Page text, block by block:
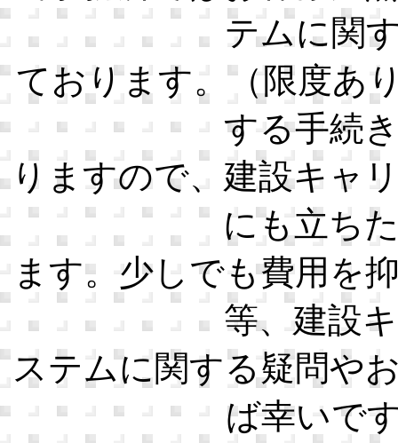
テムに関
ております。（限度あ
する手続
りますので、建設キャ
にも立ち
ます。少しでも費用を
等、建設
ステムに関する疑問や
ば幸いで